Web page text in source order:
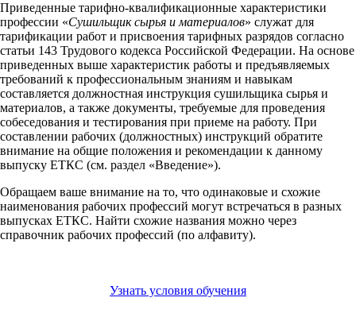
Приведенные тарифно-квалификационные характеристики
профессии «Сушильщик сырья и материалов» служат для
тарификации работ и присвоения тарифных разрядов согласно
статьи 143 Трудового кодекса Российской Федерации. На основе
приведенных выше характеристик работы и предъявляемых
требований к профессиональным знаниям и навыкам
составляется должностная инструкция сушильщика сырья и
материалов, а также документы, требуемые для проведения
собеседования и тестирования при приеме на работу. При
составлении рабочих (должностных) инструкций обратите
внимание на общие положения и рекомендации к данному
выпуску ЕТКС (см. раздел «Введение»).
Обращаем ваше внимание на то, что одинаковые и схожие
наименования рабочих профессий могут встречаться в разных
выпусках ЕТКС. Найти схожие названия можно через
справочник рабочих профессий (по алфавиту).
Узнать условия обучения